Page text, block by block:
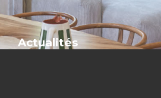
Actualités